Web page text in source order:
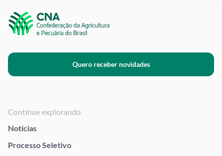
Quero receber novidades
Continue explorando
Notícias
Processo Seletivo